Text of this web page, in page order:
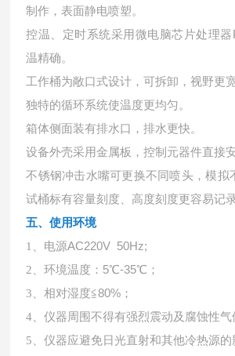
制作，表面静电喷塑。
控温、定时系统采用微电脑芯片处理器
温精确。
工作桶为敞口式设计，可拆卸，视野更宽
独特的循环系统使温度更均匀。
箱体侧面装有排水口，排水更快。
设备外壳采用金属板，控制元器件直接
不锈钢冲击水嘴可更换不同喷头，模拟
试桶标有容量刻度、高度刻度更容易记
五、使用环境
1、 电源AC220V 50Hz;
2、环境温度： 5℃-35℃；
3、相对湿度≦80%；
4、仪器周围不得有强烈震动及腐蚀性气
5、仪器应避免日光直射和其他冷热源的